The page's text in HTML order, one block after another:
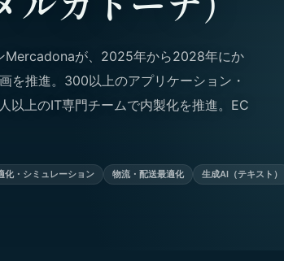
Mercadonaが、2025年から2028年にか
を推進。300以上のアプリケーション・
以上のIT専門チームで内製化を推進。EC
化・シミュレーション 物流・配送最適化
生成AI（テキスト）